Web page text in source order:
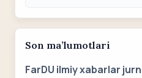
Son ma’lumotlari
FarDU ilmiy xabarlar